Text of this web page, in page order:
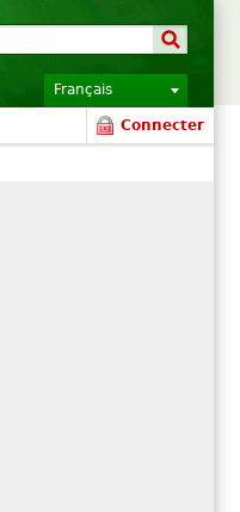
Français
Connecter